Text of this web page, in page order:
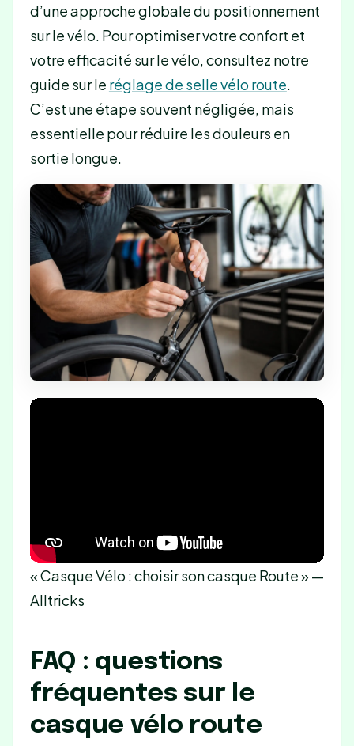
d’une approche globale du positionnement
sur le vélo. Pour optimiser votre confort et
votre efficacité sur le vélo, consultez notre
guide sur le réglage de selle vélo route.
C’est une étape souvent négligée, mais
essentielle pour réduire les douleurs en
sortie longue.
« Casque Vélo : choisir son casque Route » —
Alltricks
FAQ : questions
fréquentes sur le
casque vélo route